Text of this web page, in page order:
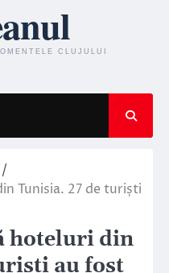
Tunisia. 27 de turiști
hoteluri din
au fost